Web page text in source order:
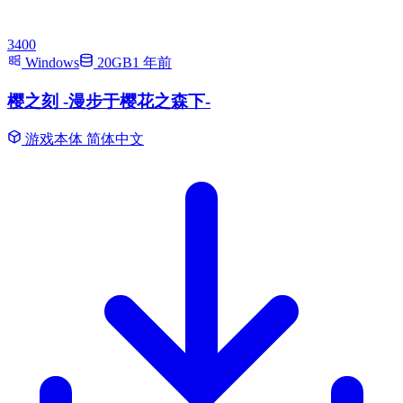
3400
Windows
20GB1 年前
樱之刻 -漫步于樱花之森下-
游戏本体 简体中文